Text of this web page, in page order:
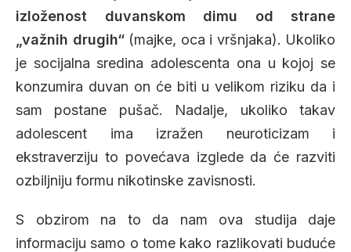
izloženost duvanskom dimu od strane
„važnih drugih“(majke, oca i vršnjaka). Ukoliko
je socijalna sredina adolescenta ona u kojoj se
konzumira duvan on će biti u velikom riziku da i
sam postane pušač. Nadalje, ukoliko takav
adolescent ima izražen neuroticizam i
ekstraverziju to povećava izglede da će razviti
ozbiljniju formu nikotinske zavisnosti.
S obzirom na to da nam ova studija daje
informaciju samo o tome kako razlikovati buduće